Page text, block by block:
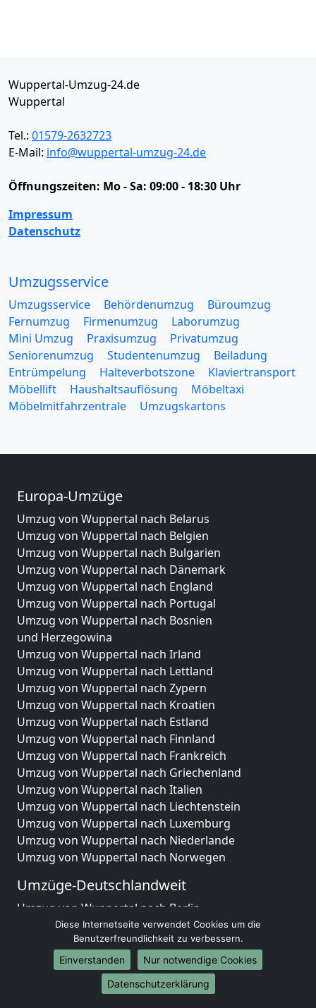
Wuppertal-Umzug-24.de
Wuppertal
Tel.: 01579-2632723
E-Mail: info@wuppertal-umzug-24.de
Öffnungszeiten: Mo - Sa: 09:00 - 18:30 Uhr
Impressum
Datenschutz
Umzugsservice
Umzugsservice Behördenumzug
Büroumzug
Fernumzug
Firmenumzug
Laborumzug
Mini Umzug
Praxisumzug
Privatumzug
Seniorenumzug
Studentenumzug
Beiladung
Entrümpelung
Halteverbotszone
Klaviertransport
Möbellift
Haushaltsauflösung
Möbeltaxi
Möbelmitfahrzentrale
Umzugskartons
Europa-Umzüge
Umzug von Wuppertal nach Belarus
Umzug von Wuppertal nach Belgien
Umzug von Wuppertal nach Bulgarien
Umzug von Wuppertal nach Dänemark
Umzug von Wuppertal nach England
Umzug von Wuppertal nach Portugal
Umzug von Wuppertal nach Bosnien
und Herzegowina
Umzug von Wuppertal nach Irland
Umzug von Wuppertal nach Lettland
Umzug von Wuppertal nach Zypern
Umzug von Wuppertal nach Kroatien
Umzug von Wuppertal nach Estland
Umzug von Wuppertal nach Finnland
Umzug von Wuppertal nach Frankreich
Umzug von Wuppertal nach Griechenland
Umzug von Wuppertal nach Italien
Umzug von Wuppertal nach Liechtenstein
Umzug von Wuppertal nach Luxemburg
Umzug von Wuppertal nach Niederlande
Umzug von Wuppertal nach Norwegen
Umzüge-Deutschlandweit
Umzug von Wuppertal nach Berlin
Umzug von Wuppertal nach Hamburg
Umzug von Wuppertal nach München
Umzug von Wuppertal nach Köln
Umzug von Wuppertal nach Frankfurt am Main
Umzug von Wuppertal nach Stuttgart
Diese Internetseite verwendet Cookies um die
Benutzerfreundlichkeit zu verbessern.
Einverstanden
Nur notwendige Cookies
Datenschutzerklärung